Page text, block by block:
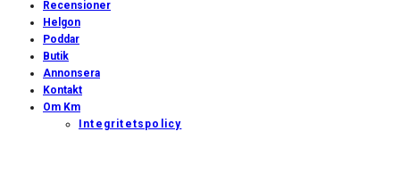
Recensioner
Helgon
Poddar
Butik
Annonsera
Kontakt
Om Km
Integritetspolicy